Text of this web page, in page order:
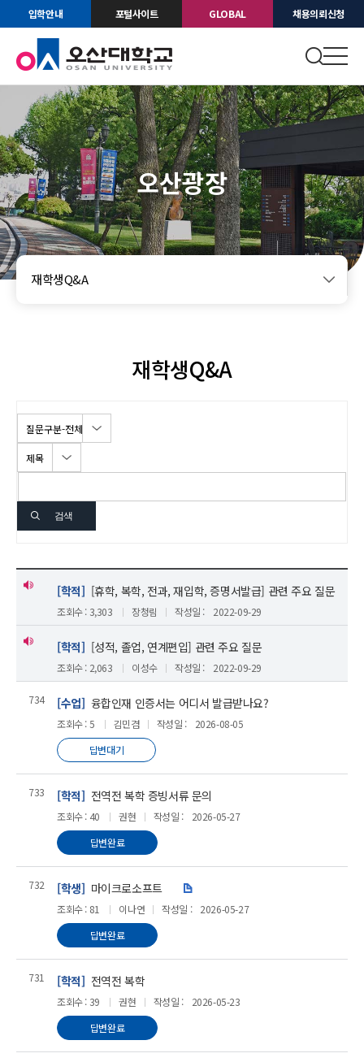
입학안내 포털사이트 GLOBAL 채용의뢰신청
오산광장
재학생Q&A
재학생Q&A
검색
[학적] [휴학, 복학, 전과, 재입학, 증명서발급] 관련 주요 질문
조회수 : 3,303 장청림 작성일 : 2022-09-29
[학적] [성적, 졸업, 연계편입] 관련 주요 질문
조회수 : 2,063 이성수 작성일 : 2022-09-29
734 [수업] 융합인재 인증서는 어디서 발급받나요?
조회수 : 5 김민겸 작성일 :
2026-08-05
답변대기
733 [학적] 전역전 복학 증빙서류 문의
조회수 : 40 권현 작성일 :
2026-05-27
답변완료
732 [학생] 마이크로소프트
부
일
조회수 : 81 이나연 작성일 :
2026-05-27
답변완료
731 [학적] 전역전 복학
조회수 : 39 권현 작성일 :
2026-05-23
답변완료